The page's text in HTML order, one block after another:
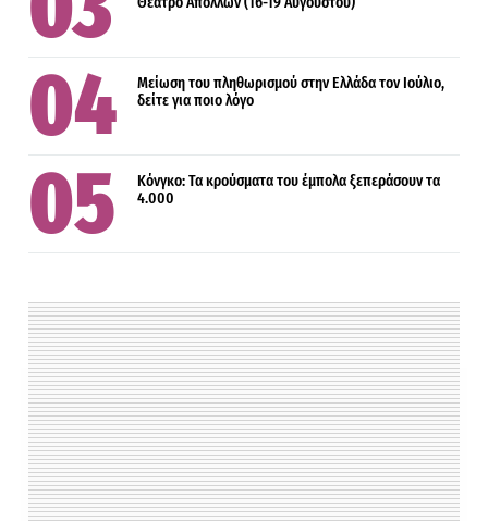
Μείωση του πληθωρισμού στην Ελλάδα τον Ιούλιο,
δείτε για ποιο λόγο
Κόνγκο: Τα κρούσματα του έμπολα ξεπεράσουν τα
4.000